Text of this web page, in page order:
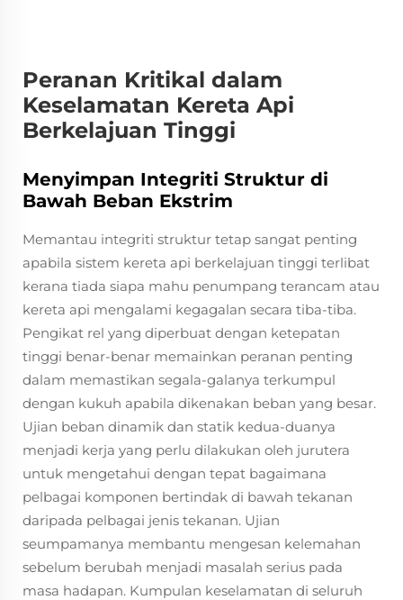
Peranan Kritikal dalam
Keselamatan Kereta Api
Berkelajuan Tinggi
Menyimpan Integriti Struktur di
Bawah Beban Ekstrim
Memantau integriti struktur tetap sangat penting
apabila sistem kereta api berkelajuan tinggi terlibat
kerana tiada siapa mahu penumpang terancam atau
kereta api mengalami kegagalan secara tiba-tiba.
Pengikat rel yang diperbuat dengan ketepatan
tinggi benar-benar memainkan peranan penting
dalam memastikan segala-galanya terkumpul
dengan kukuh apabila dikenakan beban yang besar.
Ujian beban dinamik dan statik kedua-duanya
menjadi kerja yang perlu dilakukan oleh jurutera
untuk mengetahui dengan tepat bagaimana
pelbagai komponen bertindak di bawah tekanan
daripada pelbagai jenis tekanan. Ujian
seumpamanya membantu mengesan kelemahan
sebelum berubah menjadi masalah serius pada
masa hadapan. Kumpulan keselamatan di seluruh